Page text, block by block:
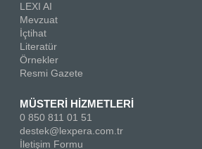
LEXI AI
Mevzuat
İçtihat
Literatür
Örnekler
Resmi Gazete
MÜSTERİ HİZMETLERİ
0 850 811 01 51
destek@lexpera.com.tr
İletişim Formu